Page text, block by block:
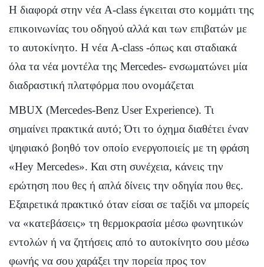
Η διαφορά στην νέα A-class έγκειται στο κομμάτι της
επικοινωνίας του οδηγού αλλά και των επιβατών με
το αυτοκίνητο. Η νέα A-class -όπως και σταδιακά
όλα τα νέα μοντέλα της Mercedes- ενσωματώνει μία
διαδραστική πλατφόρμα που ονομάζεται
MBUX (Mercedes-Benz User Experience). Τι
σημαίνει πρακτικά αυτό; Ότι το όχημα διαθέτει έναν
ψηφιακό βοηθό τον οποίο ενεργοποιείς με τη φράση
«Hey Mercedes». Και στη συνέχεια, κάνεις την
ερώτηση που θες ή απλά δίνεις την οδηγία που θες.
Εξαιρετικά πρακτικό όταν είσαι σε ταξίδι να μπορείς
να «κατεβάσεις» τη θερμοκρασία μέσω φωνητικών
εντολών ή να ζητήσεις από το αυτοκίνητο σου μέσω
φωνής να σου χαράξει την πορεία προς τον